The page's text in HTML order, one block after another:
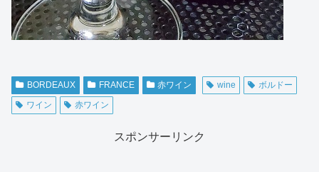
BORDEAUX FRANCE 赤ワイン wine
ボルドー
ワイン
赤ワイン
スポンサーリンク